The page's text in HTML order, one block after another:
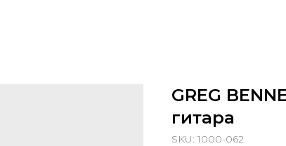
GREG
гитара
SKU: 1000-062